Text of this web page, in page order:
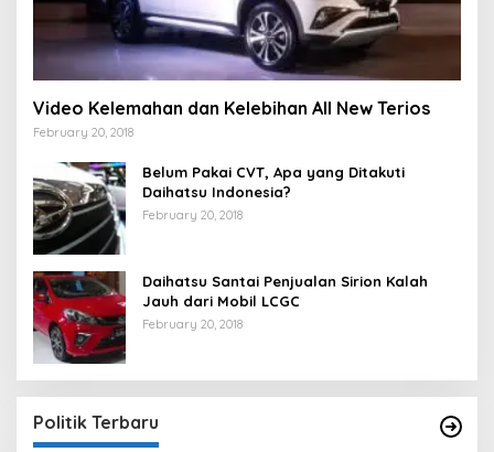
Video Kelemahan dan Kelebihan All New Terios
February 20, 2018
Belum Pakai CVT, Apa yang Ditakuti
Daihatsu Indonesia?
February 20, 2018
Daihatsu Santai Penjualan Sirion Kalah
Jauh dari Mobil LCGC
February 20, 2018
Politik Terbaru
Yasin
In Berita, Politik |